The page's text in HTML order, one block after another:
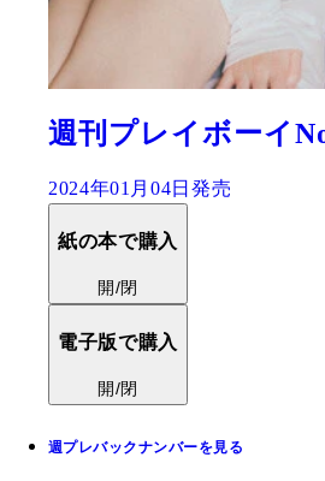
週刊プレイボーイ
2024年01月04日発売
紙の本で購入
開/閉
電子版で購入
開/閉
週プレバックナンバーを見る